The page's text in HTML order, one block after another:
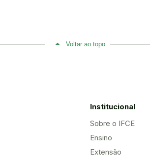
Voltar ao topo
Institucional
Sobre o IFCE
Ensino
Extensão